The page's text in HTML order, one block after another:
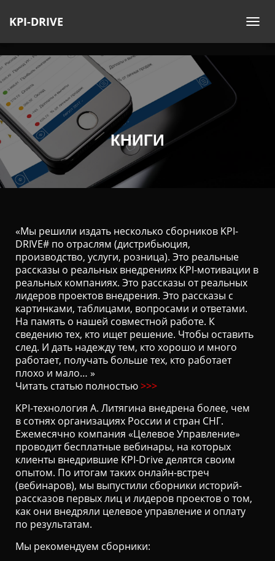
KPI-DRIVE
Е
А
КНИГИ
«Мы решили издать несколько сборников KPI-
DRIVE# по отраслям (дистрибьюция,
производство, услуги, розница). Это реальные
рассказы о реальных внедрениях KPI-мотивации в
реальных компаниях. Это рассказы от реальных
лидеров проектов внедрения. Это рассказы с
картинками, таблицами, вопросами и ответами.
На память о нашей совместной работе. К
сведению тех, кто ищет решение. Чтобы оставить
след. И дать надежду тем, кто хорошо и много
работает, получать больше тех, кто работает
плохо и мало… »
Читать статью полностью>>>
KPI-технология А. Литягина внедрена более, чем
в сотнях организациях России и стран СНГ.
Ежемесячно компания «Целевое Управление»
проводит бесплатные вебинары, на которых
клиенты внедрившие KPI-Drive делятся своим
опытом. По итогам таких онлайн-встреч
(вебинаров), мы выпустили сборники историй-
рассказов первых лиц и лидеров проектов о том,
как они внедряли целевое управление и оплату
по результатам.
Мы рекомендуем сборники: